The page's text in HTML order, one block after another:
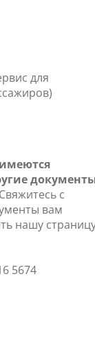
для
с
вам
нашу
5674